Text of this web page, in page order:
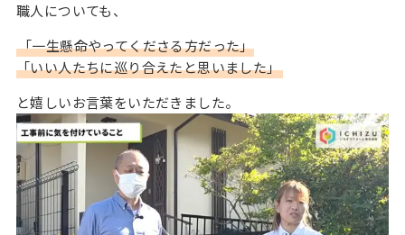
職人についても、
「一生懸命やってくださる方だった」
「いい人たちに巡り合えたと思いました」
と嬉しいお言葉をいただきました。